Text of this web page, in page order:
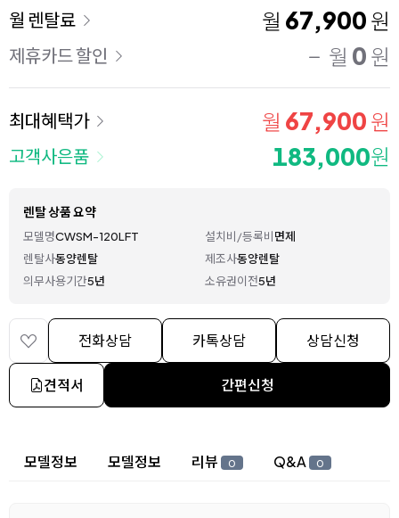
이용 요금
월 렌탈료 월 67,900 원
제휴카드 할인 월 0 원
최대혜택가 월 67,900 원
고객사은품 183,000원
렌탈 상품 요약
모델명CWSM-120LFT 설치비/등록비면제
렌탈사동양렌탈 제조사동양렌탈
의무사용기간5년 소유권이전5년
전화상담 카톡상담 상담신청
견적서 간편신청
상세 정보
모델정보 모델정보 리뷰 0 Q&A 0